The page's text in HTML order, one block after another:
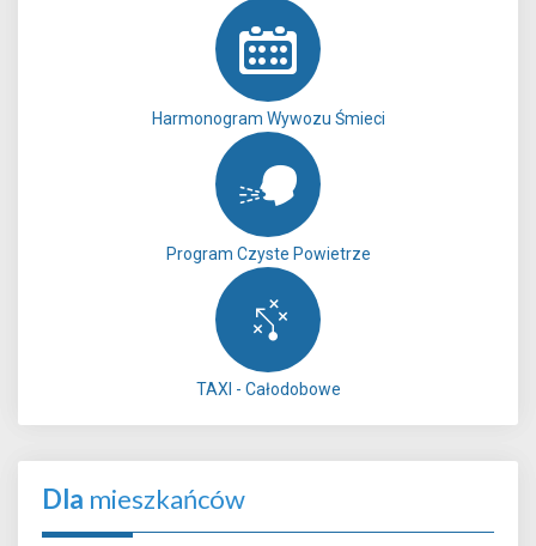
Harmonogram Wywozu Śmieci
Program Czyste Powietrze
TAXI - Całodobowe
Dla mieszkańców